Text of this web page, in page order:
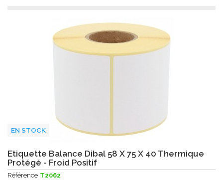
EN STOCK
Etiquette Balance Dibal 58 X 75 X 40 Thermique
Protégé - Froid Positif
Référence T2062